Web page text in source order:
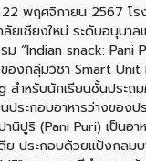
พฤศจิกายน 2567 โร
ลัยเชียงใหม่ ระดับอนุบาล
ม “Indian snack: Pani
องกลุ่มวิชา Smart Unit
สำหรับนักเรียนชั้นประถ
ประกอบอาหารว่างของป
านิปูริ (Pani Puri) เป็นอ
ย ประกอบด้วยแป้งกลม